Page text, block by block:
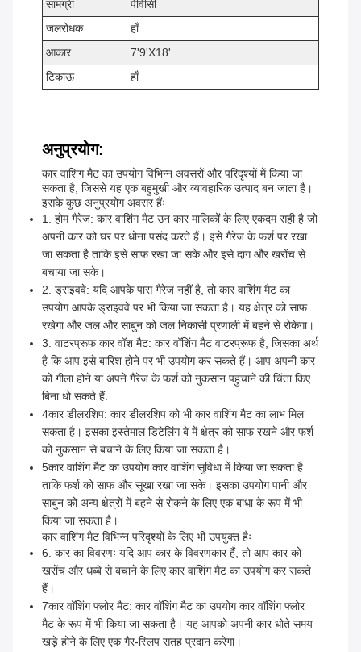
सामग्री
पीवीसी
जलरोधक
हाँ
आकार
7'9'X18'
टिकाऊ
हाँ
अनुप्रयोग:
कार वाशिंग मैट का उपयोग विभिन्न अवसरों और परिदृश्यों में किया जा
सकता है, जिससे यह एक बहुमुखी और व्यावहारिक उत्पाद बन जाता है।
इसके कुछ अनुप्रयोग अवसर हैंः
1. होम गैरेज: कार वाशिंग मैट उन कार मालिकों के लिए एकदम सही है जो
अपनी कार को घर पर धोना पसंद करते हैं। इसे गैरेज के फर्श पर रखा
जा सकता है ताकि इसे साफ रखा जा सके और इसे दाग और खरोंच से
बचाया जा सके।
2. ड्राइववे: यदि आपके पास गैरेज नहीं है, तो कार वाशिंग मैट का
उपयोग आपके ड्राइववे पर भी किया जा सकता है। यह क्षेत्र को साफ
रखेगा और जल और साबुन को जल निकासी प्रणाली में बहने से रोकेगा।
3. वाटरप्रूफ कार वॉश मैट: कार वॉशिंग मैट वाटरप्रूफ है, जिसका अर्थ
है कि आप इसे बारिश होने पर भी उपयोग कर सकते हैं। आप अपनी कार
को गीला होने या अपने गैरेज के फर्श को नुकसान पहुंचाने की चिंता किए
बिना धो सकते हैं.
4कार डीलरशिप: कार डीलरशिप को भी कार वाशिंग मैट का लाभ मिल
सकता है। इसका इस्तेमाल डिटेलिंग बे में क्षेत्र को साफ रखने और फर्श
को नुकसान से बचाने के लिए किया जा सकता है।
5कार वाशिंग मैट का उपयोग कार वाशिंग सुविधा में किया जा सकता है
ताकि फर्श को साफ और सूखा रखा जा सके। इसका उपयोग पानी और
साबुन को अन्य क्षेत्रों में बहने से रोकने के लिए एक बाधा के रूप में भी
किया जा सकता है।
कार वाशिंग मैट विभिन्न परिदृश्यों के लिए भी उपयुक्त हैः
6. कार का विवरणः यदि आप कार के विवरणकार हैं, तो आप कार को
खरोंच और धब्बे से बचाने के लिए कार वाशिंग मैट का उपयोग कर सकते
हैं।
7कार वॉशिंग फ्लोर मैट: कार वॉशिंग मैट का उपयोग कार वॉशिंग फ्लोर
मैट के रूप में भी किया जा सकता है। यह आपको अपनी कार धोते समय
खड़े होने के लिए एक गैर-स्लिप सतह प्रदान करेगा।